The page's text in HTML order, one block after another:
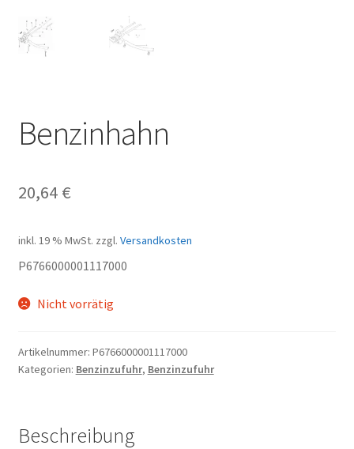
Benzinhahn
20,64 €
inkl. 19 % MwSt. zzgl. Versandkosten
P6766000001117000
Nicht vorrätig
Artikelnummer: P6766000001117000
Kategorien: Benzinzufuhr, Benzinzufuhr
Beschreibung